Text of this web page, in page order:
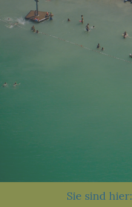
Sie sind hier: